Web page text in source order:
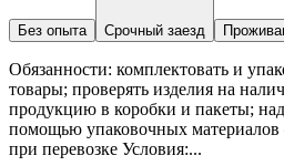
Без опыта Срочный заезд
Обязанности: комплектовать и
товары; проверять изделия на
продукцию в коробки и пакеты;
помощью упаковочных
при перевозке Условия:...